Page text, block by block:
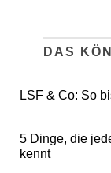
DAS
LSF & Co: So
5 Dinge, die
kennt